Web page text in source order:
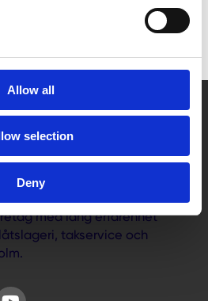
Allow all
selection
Deny
6623
med lång erfarenhet
takservice och